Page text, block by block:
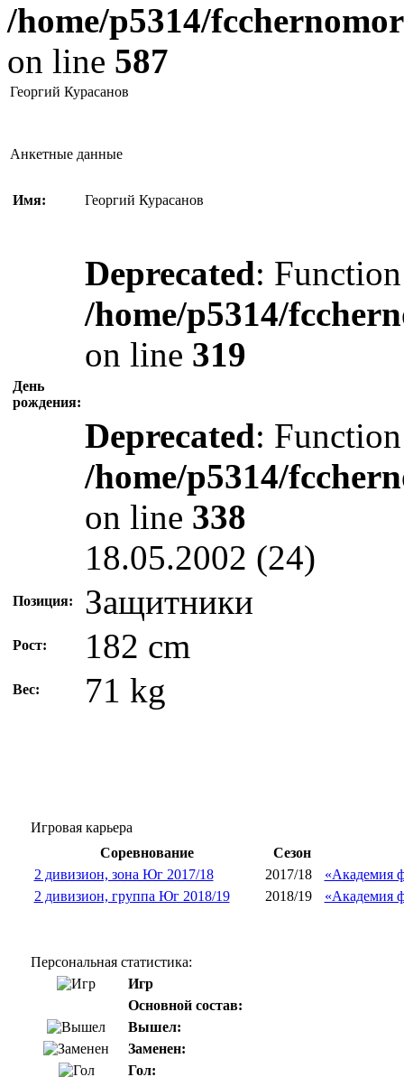
/home/p5314/
on line 587
Георгий Курасанов
Анкетные данные
Имя: Георгий Курасанов
День
рождения:
Deprecated:
/home/p5314/
on line 319
Deprecated:
/home/p5314/
on line 338
18.05.2002 (24)
Позиция: Защитники
Рост: 182 cm
Вес: 71 kg
Игровая карьера
Соревнование
Сезон
2 дивизион, зона Юг 2017/18
2017/18
«Академия
2 дивизион, группа Юг 2018/19
2018/19 «Академия
Персональная статистика:
Игр
Основной состав:
Вышел:
Заменен:
Гол: